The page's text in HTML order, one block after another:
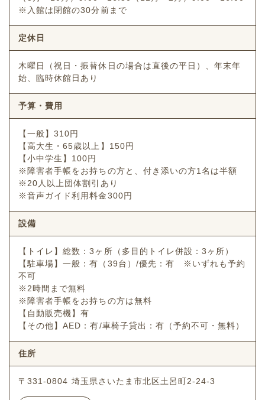
※入館は閉館の30分前まで
定休日
木曜日（祝日・振替休日の場合は直後の平日）、年末年
始、臨時休館日あり
予算・費用
【一般】310円
【高大生・65歳以上】150円
【小中学生】100円
※障害者手帳をお持ちの方と、付き添いの方1名は半額
※20人以上団体割引あり
※音声ガイド利用料金300円
設備
【トイレ】総数：3ヶ所（多目的トイレ併設：3ヶ所）
【駐車場】一般：有（39台）/優先：有 ※いずれも予約
不可
※2時間まで無料
※障害者手帳をお持ちの方は無料
【自動販売機】有
【その他】AED：有/車椅子貸出：有（予約不可・無料）
住所
〒331-0804 埼玉県さいたま市北区土呂町2-24-3